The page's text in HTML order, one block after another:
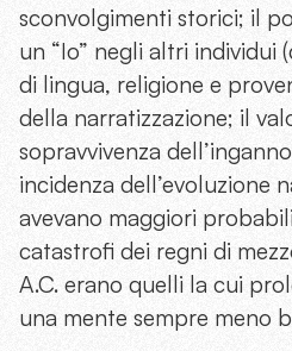
sconvolgimenti storici; il
un “Io” negli altri individui
di lingua, religione e
della narratizzazione; il
sopravvivenza
incidenza dell’evoluzione
avevano maggiori
catastrofi dei regni di
A.C. erano quelli la cui
una mente sempre meno